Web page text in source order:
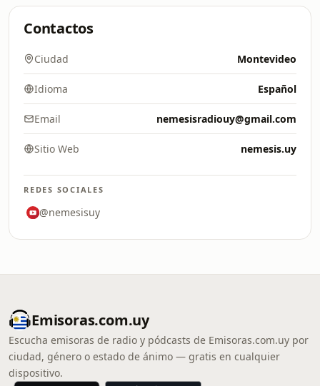
Contactos
Ciudad Montevideo
Idioma Español
Email nemesisradiouy@gmail.com
Sitio Web nemesis.uy
REDES SOCIALES
@nemesisuy
Emisoras.com.uy
Escucha emisoras de radio y pódcasts de Emisoras.com.uy por
ciudad, género o estado de ánimo — gratis en cualquier
dispositivo.